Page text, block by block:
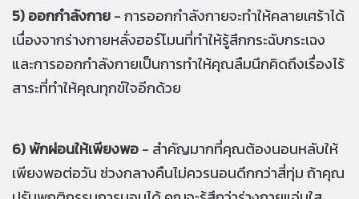
5) ออกกำลังกาย- การออกกำลังกายจะทำให้คลายเศร้าได้
เนื่องจากร่างกายหลั่งฮอร์โมนที่ทำให้รู้สึกกระฉับกระเฉง
และการออกกำลังกายเป็นการทำให้คุณลืมนึกคิดถึงเรื่องไร้
สาระที่ทำให้คุณทุกข์ใจอีกด้วย
6) พักผ่อนให้เพียงพอ- สำคัญมากที่คุณต้องนอนหลับให้
เพียงพอต่อวัน ช่วงกลางคืนไม่ควรนอนดึกกว่าสี่ทุ่ม ถ้าคุณ